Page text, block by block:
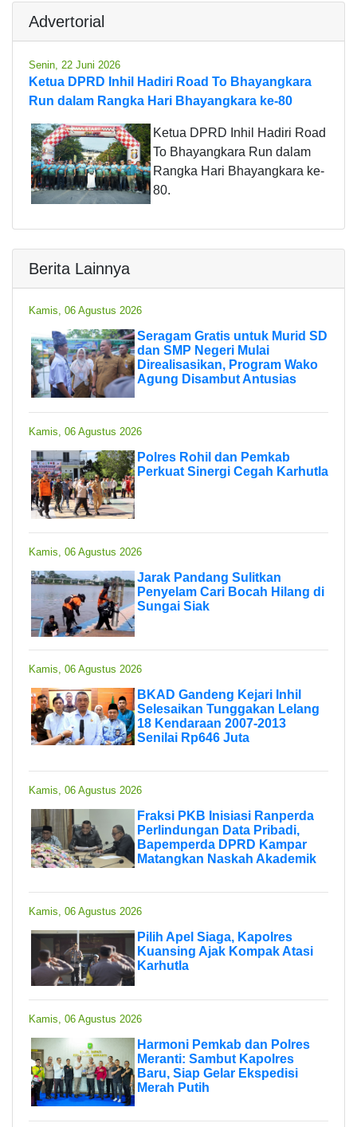
Advertorial
Senin, 22 Juni 2026
Ketua DPRD Inhil Hadiri Road To Bhayangkara
Run dalam Rangka Hari Bhayangkara ke-80
Ketua DPRD Inhil Hadiri Road
To Bhayangkara Run dalam
Rangka Hari Bhayangkara ke-
80.
Berita Lainnya
Kamis, 06 Agustus 2026
Seragam Gratis untuk Murid SD
dan SMP Negeri Mulai
Direalisasikan, Program Wako
Agung Disambut Antusias
Kamis, 06 Agustus 2026
Polres Rohil dan Pemkab
Perkuat Sinergi Cegah Karhutla
Kamis, 06 Agustus 2026
Jarak Pandang Sulitkan
Penyelam Cari Bocah Hilang di
Sungai Siak
Kamis, 06 Agustus 2026
BKAD Gandeng Kejari Inhil
Selesaikan Tunggakan Lelang
18 Kendaraan 2007-2013
Senilai Rp646 Juta
Kamis, 06 Agustus 2026
Fraksi PKB Inisiasi Ranperda
Perlindungan Data Pribadi,
Bapemperda DPRD Kampar
Matangkan Naskah Akademik
Kamis, 06 Agustus 2026
Pilih Apel Siaga, Kapolres
Kuansing Ajak Kompak Atasi
Karhutla
Kamis, 06 Agustus 2026
Harmoni Pemkab dan Polres
Meranti: Sambut Kapolres
Baru, Siap Gelar Ekspedisi
Merah Putih